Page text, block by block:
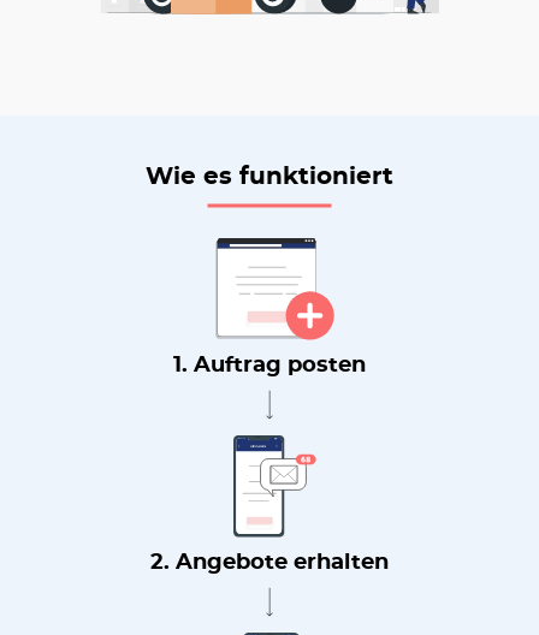
Wie es funktioniert
1. Auftrag posten
2. Angebote erhalten